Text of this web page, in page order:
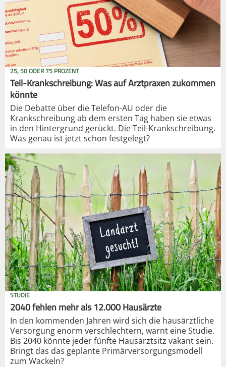
25, 50 ODER 75 PROZENT
Teil-Krankschreibung: Was auf Arztpraxen zukommen
könnte
Die Debatte über die Telefon-AU oder die
Krankschreibung ab dem ersten Tag haben sie etwas
in den Hintergrund gerückt. Die Teil-Krankschreibung.
Was genau ist jetzt schon festgelegt?
STUDIE
2040 fehlen mehr als 12.000 Hausärzte
In den kommenden Jahren wird sich die hausärztliche
Versorgung enorm verschlechtern, warnt eine Studie.
Bis 2040 könnte jeder fünfte Hausarztsitz vakant sein.
Bringt das das geplante Primärversorgungsmodell
zum Wackeln?